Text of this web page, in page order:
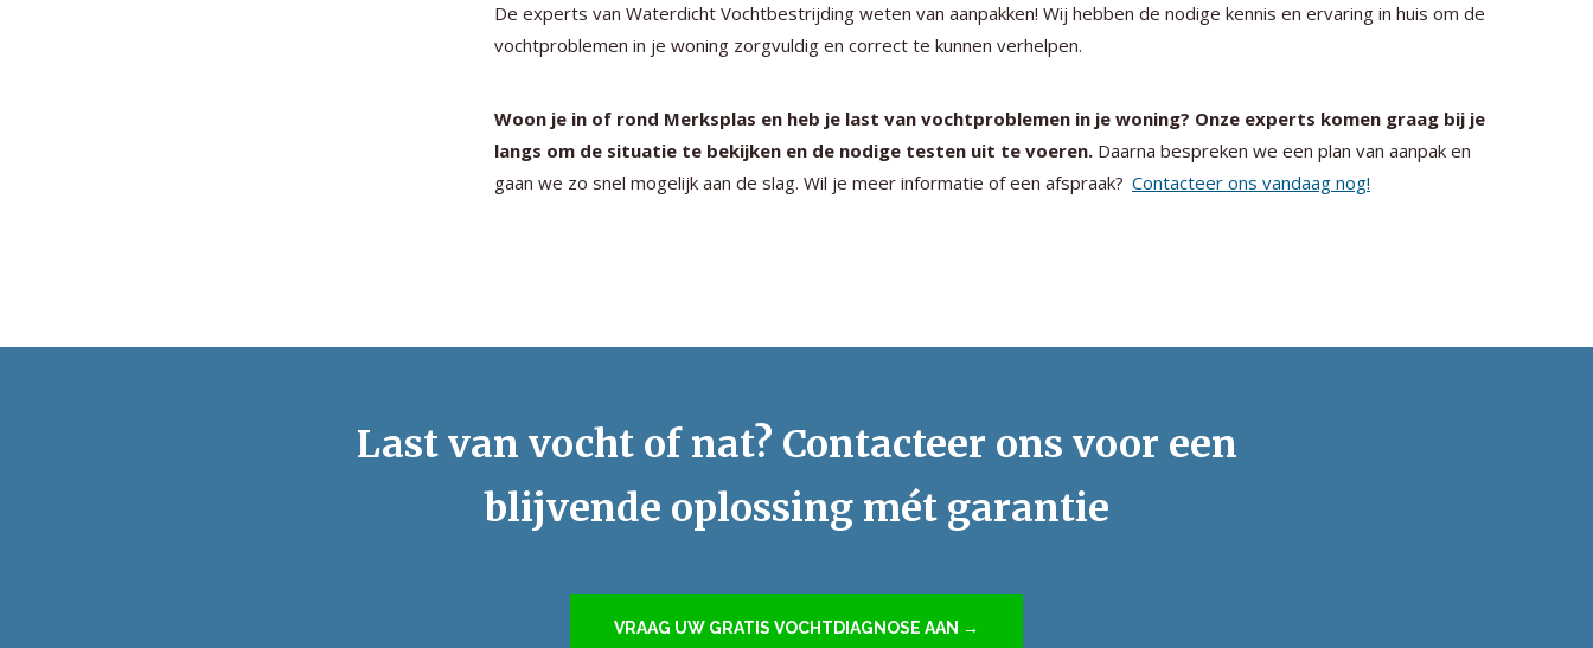
De experts van Waterdicht Vochtbestrijding weten van aanpakken! Wij hebben de nodige kennis en ervaring in huis om de
vochtproblemen in je woning zorgvuldig en correct te kunnen verhelpen.
Woon je in of rond Merksplas en heb je last van vochtproblemen in je woning? Onze experts komen graag bij je
langs om de situatie te bekijken en de nodige testen uit te voeren. Daarna bespreken we een plan van aanpak en
gaan we zo snel mogelijk aan de slag. Wil je meer informatie of een afspraak? Contacteer ons vandaag nog!
Last van vocht of nat? Contacteer ons voor een
blijvende oplossing mét garantie
VRAAG UW GRATIS VOCHTDIAGNOSE AAN →